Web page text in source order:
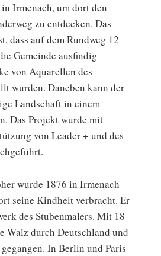
Irmenach, um dort den
zu entdecken. Das
dass auf dem Rundweg 12
Gemeinde ausfindig
von Aquarellen des
wurden. Daneben kann der
Landschaft in einem
Das Projekt wurde mit
von Leader + und des
wurde 1876 in Irmenach
seine Kindheit verbracht. Er
des Stubenmalers. Mit 18
Walz durch Deutschland und
In Berlin und Paris